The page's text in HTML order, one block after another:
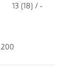
13 (18) / -
200